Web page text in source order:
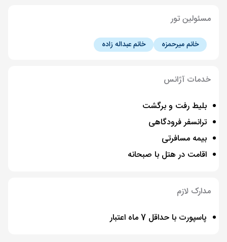
مسئولین تور
خانم میرحمزه خانم عبداله زاده
خدمات آژانس
بلیط رفت و برگشت
ترانسفر فرودگاهی
بیمه مسافرتی
اقامت در هتل با صبحانه
مدارک لازم
پاسپورت با حداقل 7 ماه اعتبار